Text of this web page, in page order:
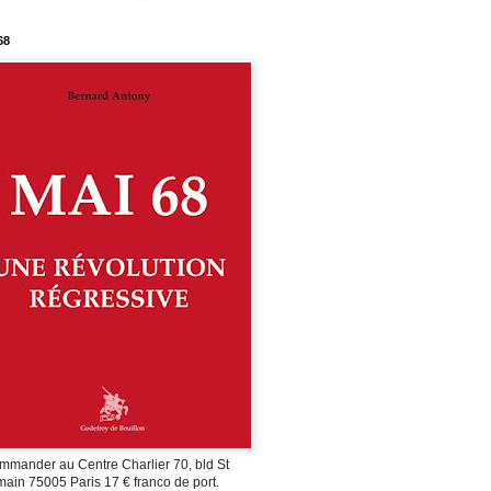
au Centre Charlier 70, bld St
75005 Paris 17 € franco de port.